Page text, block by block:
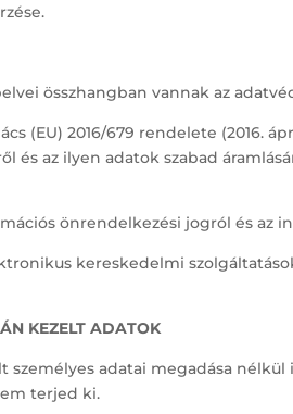
összhangban vannak az
(EU) 2016/679 rendelete (2016.
az ilyen adatok szabad
önrendelkezési jogról és az
kereskedelmi
KEZELT ADATOK
személyes adatai megadása
terjed ki.